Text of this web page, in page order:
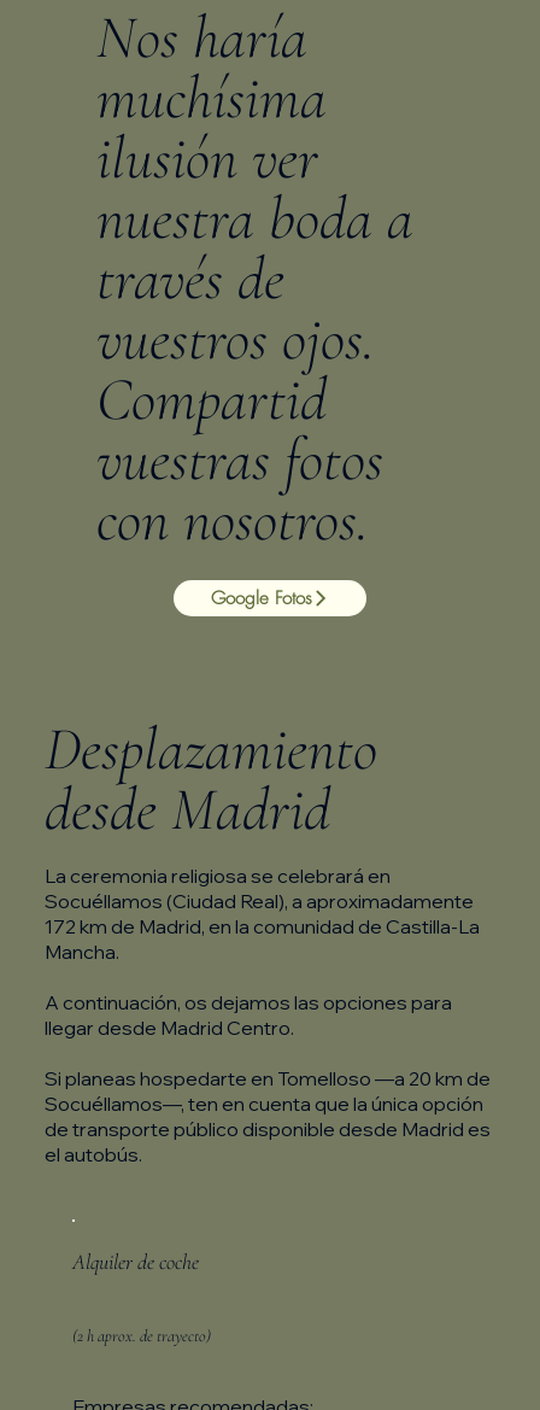
Nos haría
muchísima
ilusión ver
nuestra boda a
través de
vuestros ojos.
Compartid
vuestras fotos
con nosotros.
Google Fotos
Desplazamiento
desde Madrid
La ceremonia religiosa se celebrará en
Socuéllamos (Ciudad Real), a aproximadamente
172 km de Madrid, en la comunidad de Castilla-La
Mancha.
A continuación, os dejamos las opciones para
llegar desde Madrid Centro.
Si planeas hospedarte en Tomelloso —a 20 km de
Socuéllamos—, ten en cuenta que la única opción
de transporte público disponible desde Madrid es
el autobús.
Alquiler de coche
(2 h aprox. de trayecto)